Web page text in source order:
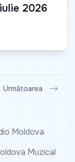
2026
Următoarea
Moldova
Muzical